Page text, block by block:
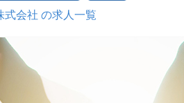
式会社 の求人一覧